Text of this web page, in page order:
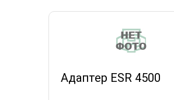
Адаптер ESR 4500